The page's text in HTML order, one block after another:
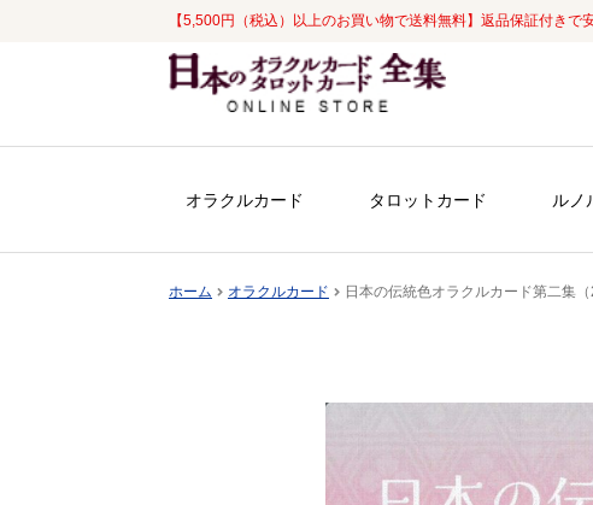
【5,500円（税込）以上のお買い物で送料無料】返品保証付きで
ナ
ビ
ン
コ
ン
ス
オラクルカード タロットカード ルノ
ホーム オラクルカード 日本の伝統色オラクルカード第二集（